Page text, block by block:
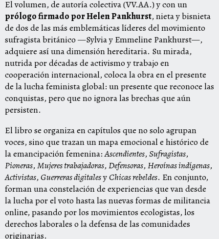
El volumen, de autoría colectiva (VV.AA.) y con un
prólogo firmado por Helen Pankhurst, nieta y bisnieta
de dos de las más emblemáticas líderes del movimiento
sufragista británico —Sylvia y Emmeline Pankhurst—,
adquiere así una dimensión hereditaria. Su mirada,
nutrida por décadas de activismo y trabajo en
cooperación internacional, coloca la obra en el presente
de la lucha feminista global: un presente que reconoce las
conquistas, pero que no ignora las brechas que aún
persisten.
El libro se organiza en capítulos que no solo agrupan
voces, sino que trazan un mapa emocional e histórico de
la emancipación femenina:Ascendientes,Sufragistas,
Pioneras,Mujeres trabajadoras,Defensoras,Heroínas indígenas,
Activistas,Guerreras digitalesyChicas rebeldes. En conjunto,
forman una constelación de experiencias que van desde
la lucha por el voto hasta las nuevas formas de militancia
online, pasando por los movimientos ecologistas, los
derechos laborales o la defensa de las comunidades
originarias.